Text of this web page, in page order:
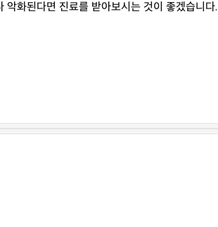
화된다면 진료를 받아보시는 것이 좋겠습니다.